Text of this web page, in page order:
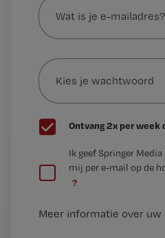
is
je
mailadres?
Kies
je
wachtwoord
G
e
t
Ontvang 2x per
e
t
Ik geef Springer
mij per e-mail op de
?
Meer informatie over uw